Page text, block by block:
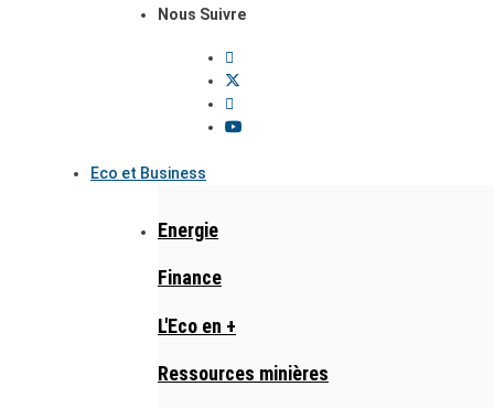
Nous Suivre
Eco et Business
Energie
Finance
L'Eco en +
Ressources minières